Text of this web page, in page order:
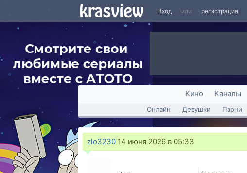
Вход или регистрация
Кино Каналы
Онлайн Девушки Парни
zlo3230 14 июня 2026 в 05:33